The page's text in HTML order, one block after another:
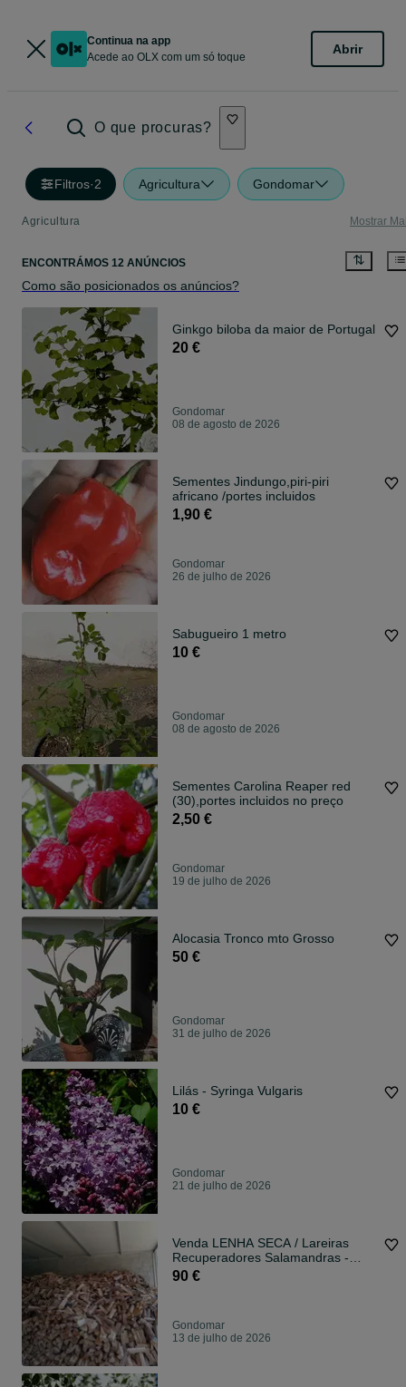
Continua na app
Acede ao OLX com um só toque
Abrir
O que procuras?
Filtros·2 Agricultura Gondomar
Agricultura Mostrar
ENCONTRÁMOS 12 ANÚNCIOS
Como são posicionados os anúncios?
Ginkgo biloba da maior de Portugal
20 €
Gondomar
08 de agosto de 2026
Sementes Jindungo,piri-piri
africano /portes incluidos
1,90 €
Gondomar
26 de julho de 2026
Sabugueiro 1 metro
10 €
Gondomar
08 de agosto de 2026
Sementes Carolina Reaper red
(30),portes incluidos no preço
2,50 €
Gondomar
19 de julho de 2026
Alocasia Tronco mto Grosso
50 €
Gondomar
31 de julho de 2026
Lilás - Syringa Vulgaris
10 €
Gondomar
21 de julho de 2026
Venda LENHA SECA / Lareiras
Recuperadores Salamandras -
ENTREGA
90 €
Gondomar
13 de julho de 2026